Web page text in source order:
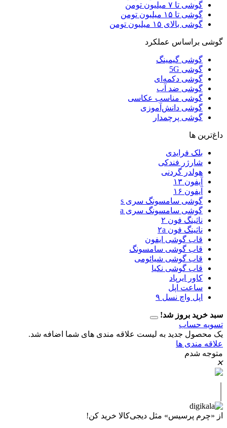
گوشی تا ۷ میلیون تومن
گوشی تا ۱۵ میلیون تومن
گوشی بالای ۱۵ میلیون تومن
گوشی براساس عملکرد
گوشی گیمینگ
گوشی 5G
گوشی دکمه‌ای
گوشی ضد آب
گوشی مناسب عکاسی
گوشی دانش‌آموزی
گوشی پرچمدار
داغ‌ترین ها
بلک فرایدی
شارژر فندکی
هولدر گردنی
آیفون ۱۳
آیفون ۱۶
گوشی سامسونگ سری s
گوشی سامسونگ سری a
ناثینگ فون ۲
ناثینگ فون ۲a
قاب گوشی ایفون
قاب گوشی سامسونگ
قاب گوشی شیائومی
قاب گوشی نکیا
کاور ایرپاد
ساعت اپل
اپل واچ نسل ۹
سبد خرید بروز شد!
تسویه حساب
یک محصول جدید به لیست علاقه مندی های شما اضافه شد.
علاقه مندی ها
متوجه شدم
✕
|
از «چرم پرسیس» مثل دیجی‌کالا خرید کن!